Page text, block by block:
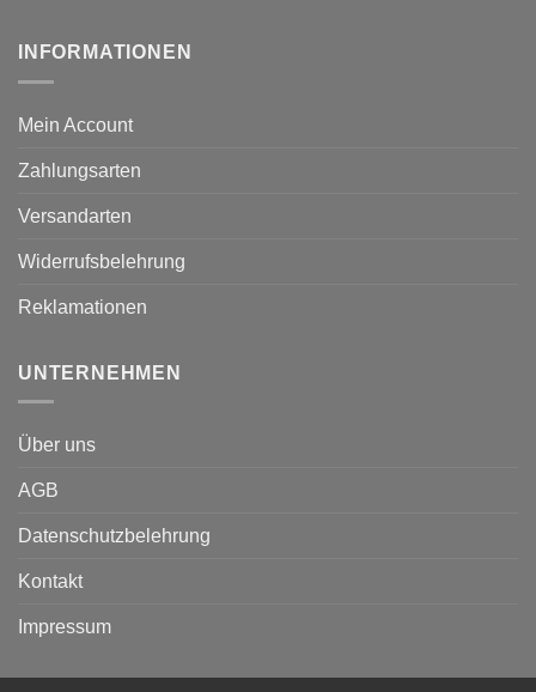
INFORMATIONEN
Mein Account
Zahlungsarten
Versandarten
Widerrufsbelehrung
Reklamationen
UNTERNEHMEN
Über uns
AGB
Datenschutzbelehrung
Kontakt
Impressum